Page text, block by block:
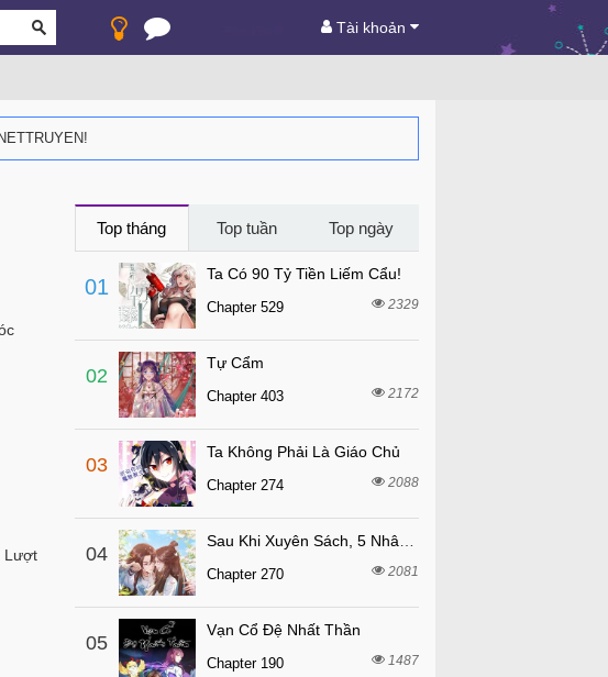
Tài khoản
Lượt
Top tháng Top tuần Top ngày
01
Ta Có 90 Tỷ Tiền Liếm Cẩu!
Chapter 529 2329
02
Tự Cẩm
Chapter 403 2172
03
Ta Không Phải Là Giáo Chủ
Chapter 274 2088
04
Chapter 270 2081
05
Vạn Cổ Đệ Nhất Thần
Chapter 190 1487